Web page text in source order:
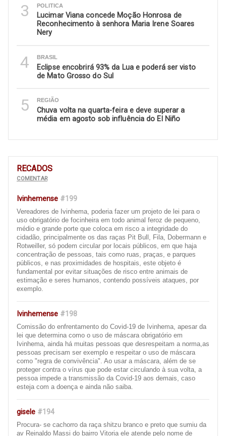
3 POLITICA
Lucimar Viana concede Moção Honrosa de
Reconhecimento à senhora Maria Irene Soares
Nery
4 BRASIL
Eclipse encobrirá 93% da Lua e poderá ser visto
de Mato Grosso do Sul
5 REGIÃO
Chuva volta na quarta-feira e deve superar a
média em agosto sob influência do El Niño
RECADOS
COMENTAR
Ivinhemense #199
Vereadores de Ivinhema, poderia fazer um projeto de lei para o
uso obrigatório de focinheira em todo animal feroz de pequeno,
médio e grande porte que coloca em risco a integridade do
cidadão, principalmente os das raças Pit Bull, Fila, Dobermann e
Rotweiller, só podem circular por locais públicos, em que haja
concentração de pessoas, tais como ruas, praças, e parques
públicos, e nas proximidades de hospitais, este objeto é
fundamental por evitar situações de risco entre animais de
estimação e seres humanos, contendo possíveis ataques, por
exemplo.
Ivinhemense #198
Comissão do enfrentamento do Covid-19 de Ivinhema, apesar da
lei que determina como o uso de máscara obrigatório em
Ivinhema, ainda há muitas pessoas que desrespeitam a norma,as
pessoas precisam ser exemplo e respeitar o uso de máscara
como "regra de convivência". Ao usar a máscara, além de se
proteger contra o vírus que pode estar circulando à sua volta, a
pessoa impede a transmissão da Covid-19 aos demais, caso
esteja com a doença e ainda não saiba.
gisele #194
Procura- se cachorro da raça shitzu branco e preto que sumiu da
av Reinaldo Massi do bairro Vitoria ele atende pelo nome de